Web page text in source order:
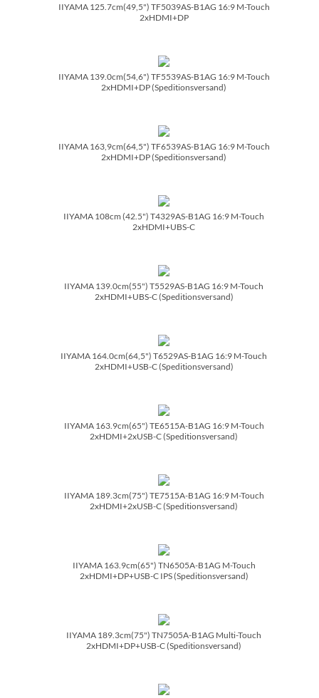
IIYAMA 125.7cm(49,5") TF5039AS-B1AG 16:9 M-Touch
2xHDMI+DP
IIYAMA 139.0cm(54,6") TF5539AS-B1AG 16:9 M-Touch
2xHDMI+DP (Speditionsversand)
IIYAMA 163,9cm(64,5") TF6539AS-B1AG 16:9 M-Touch
2xHDMI+DP (Speditionsversand)
IIYAMA 108cm (42.5") T4329AS-B1AG 16:9 M-Touch
2xHDMI+UBS-C
IIYAMA 139.0cm(55") T5529AS-B1AG 16:9 M-Touch
2xHDMI+UBS-C (Speditionsversand)
IIYAMA 164.0cm(64,5") T6529AS-B1AG 16:9 M-Touch
2xHDMI+USB-C (Speditionsversand)
IIYAMA 163.9cm(65") TE6515A-B1AG 16:9 M-Touch
2xHDMI+2xUSB-C (Speditionsversand)
IIYAMA 189.3cm(75") TE7515A-B1AG 16:9 M-Touch
2xHDMI+2xUSB-C (Speditionsversand)
IIYAMA 163.9cm(65") TN6505A-B1AG M-Touch
2xHDMI+DP+USB-C IPS (Speditionsversand)
IIYAMA 189.3cm(75") TN7505A-B1AG Multi-Touch
2xHDMI+DP+USB-C (Speditionsversand)